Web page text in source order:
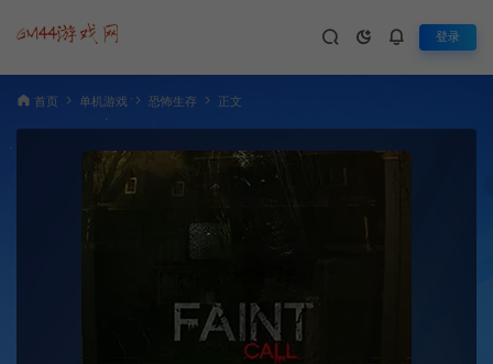
登录
首页 单机游戏 恐怖生存 正文